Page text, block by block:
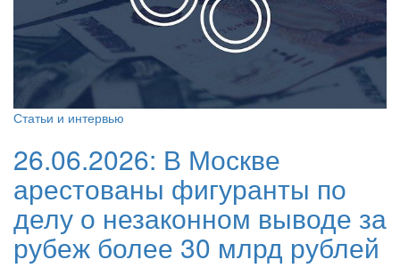
Статьи и интервью
26.06.2026: В Москве
арестованы фигуранты по
делу о незаконном выводе за
рубеж более 30 млрд рублей